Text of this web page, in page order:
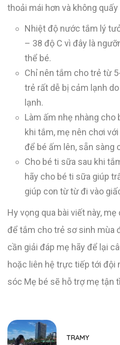
thoải mái hơn và không
Nhiệt độ nước tắm lý
– 38 độ C vì đây là
thể bé.
Chỉ nên tắm cho trẻ từ
trẻ rất dễ bị cảm lạnh
lạnh.
Làm ấm nhẹ nhàng
khi tắm, mẹ nên chơi
để bé ấm lên, sẵn sàng
Cho bé ti sữa sau khi
hãy cho bé ti sữa giúp
giúp con từ từ đi vào
Hy vọng qua bài viết này,
để tắm cho trẻ sơ sinh mùa
cần giải đáp mẹ hãy để lại
hoặc liên hệ trực tiếp tới đội
sóc Mẹ bé sẽ hỗ trợ mẹ tận
TRAMY